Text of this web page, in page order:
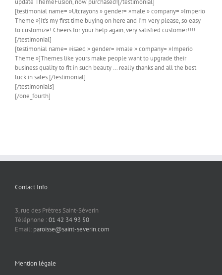
update ThemeFusion, now purchased![/testimonial]
[testimonial name= »Utcrayons » gender= »male » company= »Imperio
Theme »]It’s my first time buying on here and I’m very please, so easy
to customize! Cheers for your help again, very satisfied customer!!!!
[/testimonial]
[testimonial name= »isaed » gender= »male » company= »Imperio
Theme »]Themes like yours make people want to upgrade their
business quality to fit in such beauty … really thanks and all the best
luck in sales.[/testimonial]
[/testimonials]
[/one_fourth]
Contact Info
3, rue des Prêtres Saint-Séverin
Téléphone :01 42 34 93 50
Email: paroisse@saint-severin.com
Mention légale